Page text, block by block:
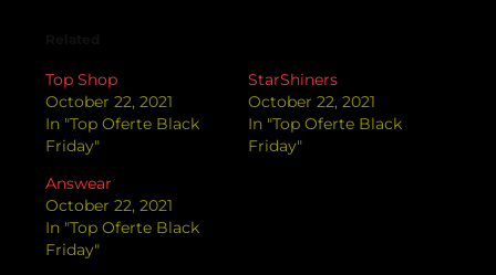
Top Shop
October 22, 2021
In "Top Oferte Black
Friday"
StarShiners
October 22, 2021
In "Top Oferte Black
Friday"
Answear
October 22, 2021
In "Top Oferte Black
Friday"